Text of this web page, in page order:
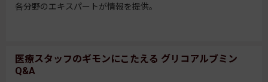
各分野のエキスパートが情報を提供。
医療スタッフのギモンにこたえる グリコアルブミン
Q&A